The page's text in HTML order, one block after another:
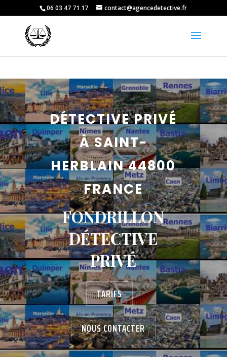
06 03 47 71 17 contact@agencedetective.fr
DÉTECTIVE PRIVÉ
À SAINT-
HERBLAIN 44800
FRANCE
FONDRILLON
DÉTECTIVE
PRIVÉ
TARIFS
NOUS CONTACTER